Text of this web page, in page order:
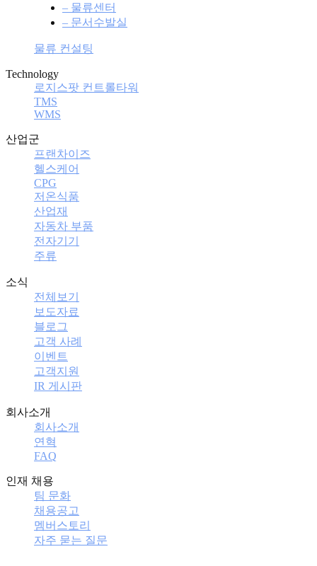
– 물류센터
– 문서수발실
물류 컨설팅
Technology
로지스팟 컨트롤타워
TMS
WMS
산업군
프랜차이즈
헬스케어
CPG
저온식품
산업재
자동차 부품
전자기기
주류
소식
전체보기
보도자료
블로그
고객 사례
이벤트
고객지원
IR 게시판
회사소개
회사소개
연혁
FAQ
인재 채용
팀 문화
채용공고
멤버스토리
자주 묻는 질문